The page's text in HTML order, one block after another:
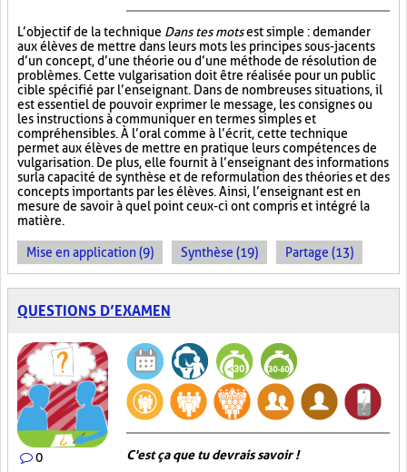
L’objectif de la technique Dans tes motsest simple : demander
aux élèves de mettre dans leurs mots les principes sous-jacents
d’un concept, d’une théorie ou d’une méthode de résolution de
problèmes. Cette vulgarisation doit être réalisée pour un public
cible spécifié par l’enseignant. Dans de nombreuses situations, il
est essentiel de pouvoir exprimer le message, les consignes ou
les instructions à communiquer en termes simples et
compréhensibles. À l’oral comme à l’écrit, cette technique
permet aux élèves de mettre en pratique leurs compétences de
vulgarisation. De plus, elle fournit à l’enseignant des informations
sur la capacité de synthèse et de reformulation des théories et des
concepts importants par les élèves. Ainsi, l’enseignant est en
mesure de savoir à quel point ceux-ci ont compris et intégré la
matière.
Mise en application (9) Synthèse (19) Partage (13)
QUESTIONS D’EXAMEN
0 C'est ça que tu devrais savoir !